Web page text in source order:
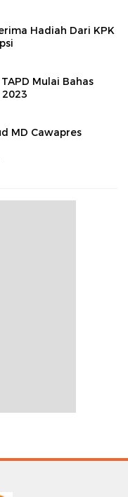
Hadiah Dari KPK
Mulai Bahas
MD Cawapres